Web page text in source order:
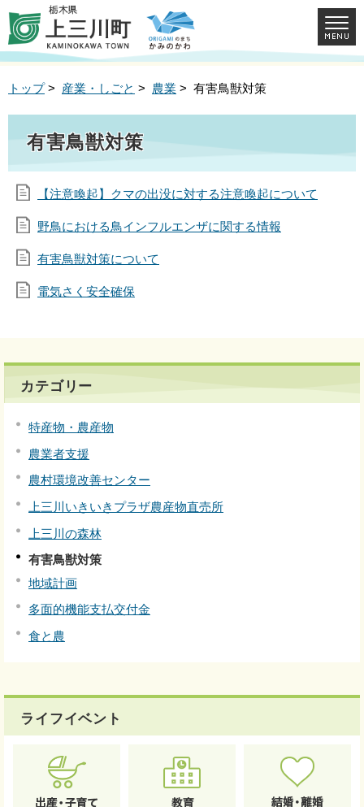
トップ> 産業・しごと > 農業 > 有害鳥獣対策
有害鳥獣対策
【注意喚起】クマの出没に対する注意喚起について
野鳥における鳥インフルエンザに関する情報
有害鳥獣対策について
電気さく安全確保
カテゴリー
特産物・農産物
農業者支援
農村環境改善センター
上三川いきいきプラザ農産物直売所
上三川の森林
有害鳥獣対策
地域計画
多面的機能支払交付金
食と農
ライフイベント